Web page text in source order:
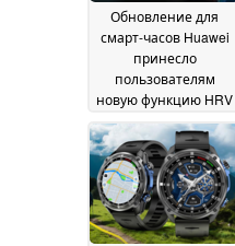
Обновление для
смарт-часов Huawei
принесло
пользователям
новую функцию HRV
04 July 2025